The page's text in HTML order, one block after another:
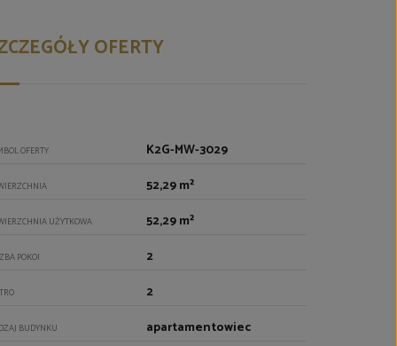
OFERTY
OFERTY K2G-MW-3029
52,29 m²
UŻYTKOWA 52,29 m²
POKOI 2
2
BUDYNKU apartamentowiec